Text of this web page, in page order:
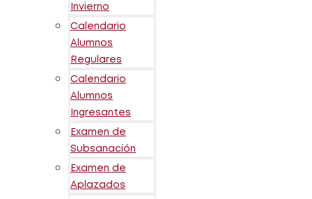
Invierno
Calendario
Alumnos
Regulares
Calendario
Alumnos
Ingresantes
Examen de
Subsanación
Examen de
Aplazados